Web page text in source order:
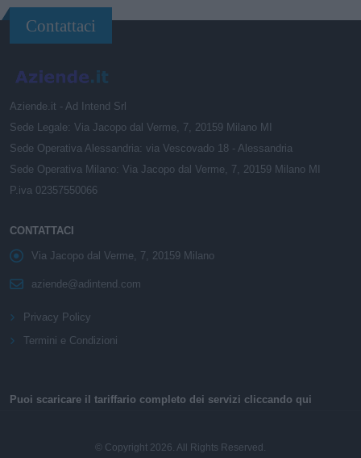
Contattaci
Aziende.it - Ad Intend Srl
Sede Legale: Via Jacopo dal Verme, 7, 20159 Milano MI
Sede Operativa Alessandria: via Vescovado 18 - Alessandria
Sede Operativa Milano: Via Jacopo dal Verme, 7, 20159 Milano MI
P.iva 02357550066
CONTATTACI
Via Jacopo dal Verme, 7, 20159 Milano
aziende@adintend.com
Privacy Policy
Termini e Condizioni
Puoi scaricare il tariffario completo dei servizi cliccando qui
© Copyright 2026. All Rights Reserved.